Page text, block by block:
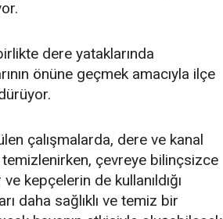
dere yataklarında
önüne geçmek amacıyla ilçe
çalışmalarda, dere ve kanal
temizlenirken, çevreye bilinçsizce
kepçelerin de kullanıldığı
daha sağlıklı ve temiz bir